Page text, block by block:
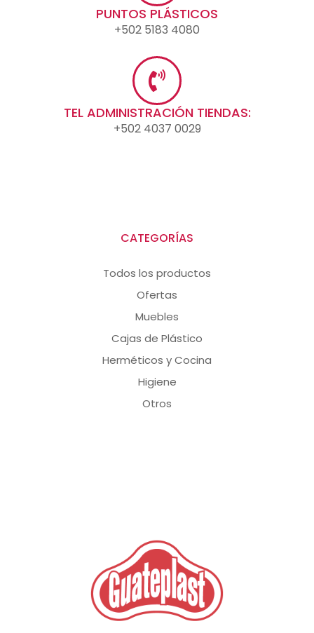
PUNTOS PLÁSTICOS
+502 5183 4080
TEL ADMINISTRACIÓN TIENDAS:
+502 4037 0029
CATEGORÍAS
Todos los productos
Ofertas
Muebles
Cajas de Plástico
Herméticos y Cocina
Higiene
Otros